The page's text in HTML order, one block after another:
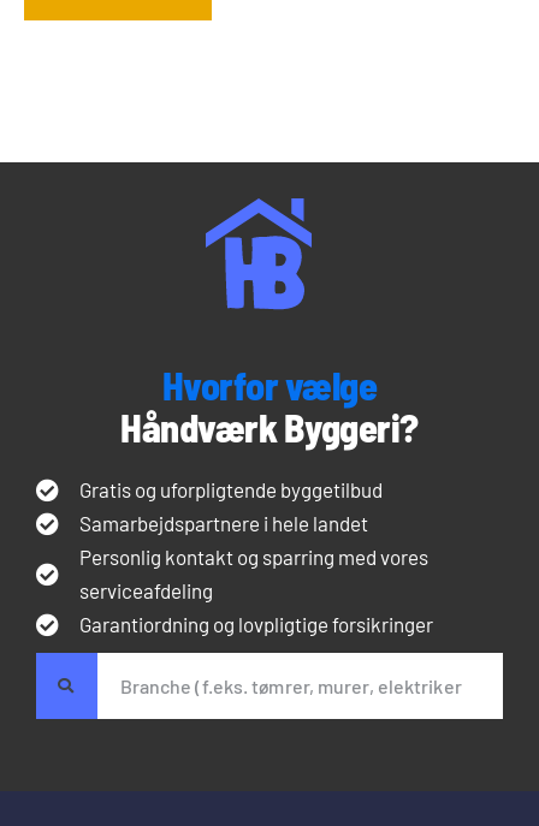
Hvorfor vælge
Håndværk Byggeri?
Gratis og uforpligtende byggetilbud
Samarbejdspartnere i hele landet
Personlig kontakt og sparring med vores
serviceafdeling
Garantiordning og lovpligtige forsikringer